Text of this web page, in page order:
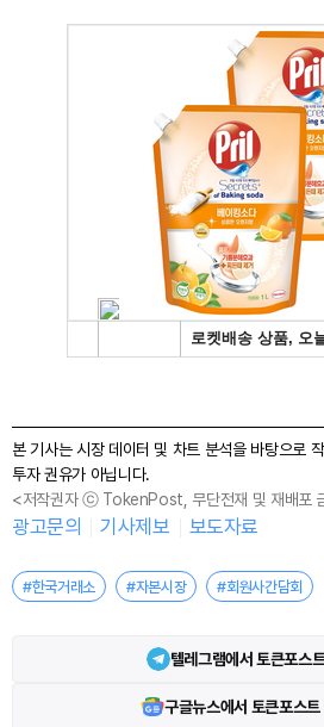
본 기사는 시장 데이터 및 차트 분석을 바탕으로
투자 권유가 아닙니다.
<저작권자 ⓒ TokenPost, 무단전재 및 재배포
광고문의 기사제보 보도자료
#한국거래소 #자본시장 #회원사간담회
텔레그램에서 토큰포스
구글뉴스에서 토큰포스트